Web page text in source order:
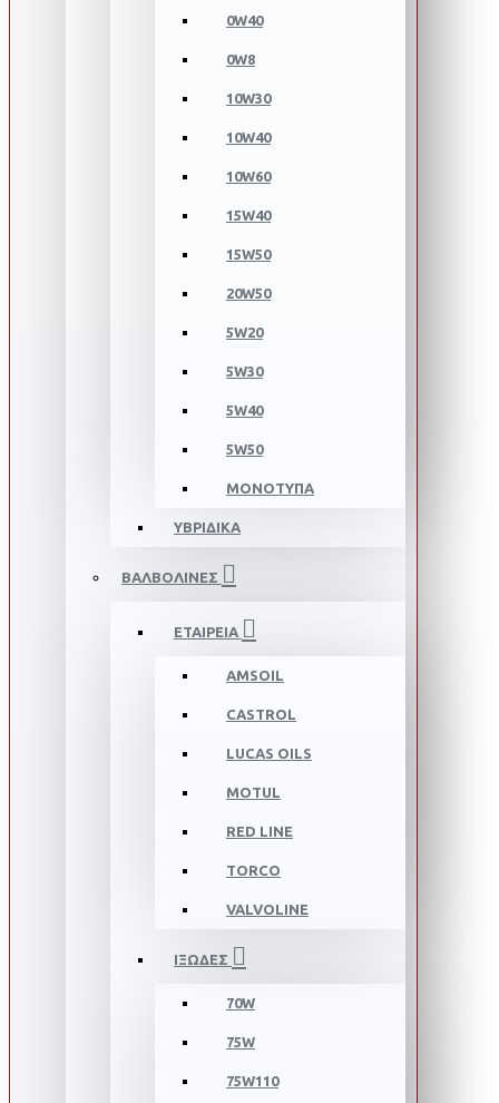
0W40
0W8
10W30
10W40
10W60
15W40
15W50
20W50
5W20
5W30
5W40
5W50
ΜΟΝΟΤΥΠΑ
ΥΒΡΙΔΙΚΑ
ΒΑΛΒΟΛΙΝΕΣ
ΕΤΑΙΡΕΙΑ
AMSOIL
CASTROL
LUCAS OILS
MOTUL
RED LINE
TORCO
VALVOLINE
ΙΞΩΔΕΣ
70W
75W
75W110